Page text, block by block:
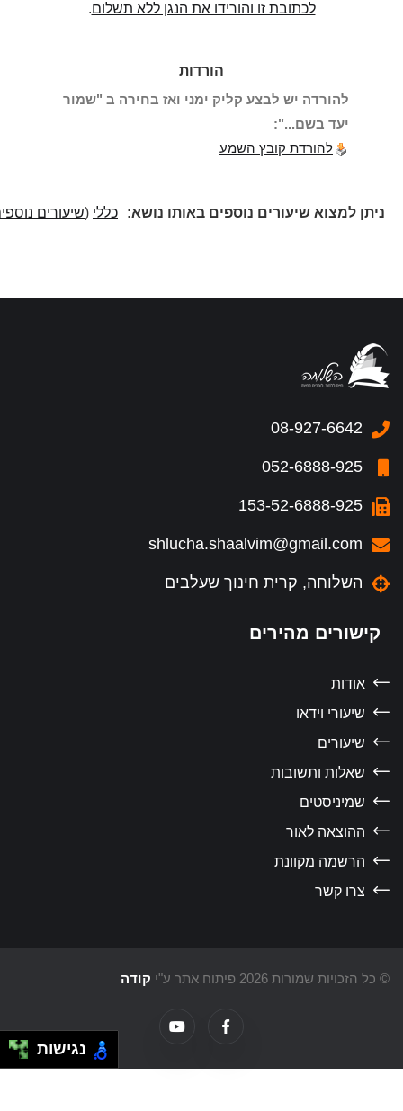
לכתובת זו והורידו את הנגן ללא תשלום.
הורדות
להורדה יש לבצע קליק ימני ואז בחירה ב "שמור
יעד בשם...":
להורדת קובץ השמע
ניתן למצוא שיעורים נוספים באותו נושא: כללי(שיעורים נוספים)
08-927-6642
052-6888-925
153-52-6888-925
shlucha.shaalvim@gmail.com
השלוחה, קרית חינוך שעלבים
קישורים מהירים
אודות
שיעורי וידאו
שיעורים
שאלות ותשובות
שמיניסטים
ההוצאה לאור
הרשמה מקוונת
צרו קשר
הזכויות שמורות 2026 פיתוח אתר ע"י קודה
נגישות